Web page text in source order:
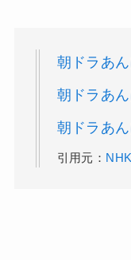
朝ドラあ
朝ドラあ
朝ドラあ
引用元： NHK